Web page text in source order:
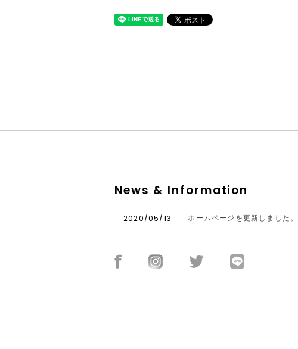
News & Information
2020/05/13 ホームページを更新しました。